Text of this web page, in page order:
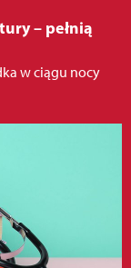
– pełnią
w ciągu nocy